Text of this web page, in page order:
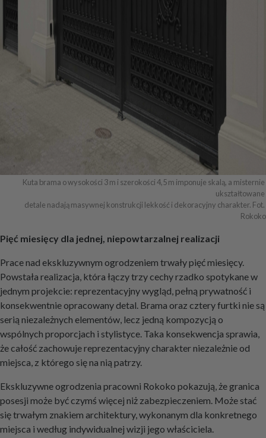
Kuta brama o wysokości 3 m i szerokości 4,5 m imponuje skalą, a misternie
ukształtowane
detale nadają masywnej konstrukcji lekkość i dekoracyjny charakter. Fot.
Rokoko
Pięć miesięcy dla jednej, niepowtarzalnej realizacji
Prace nad ekskluzywnym ogrodzeniem trwały pięć miesięcy.
Powstała realizacja, która łączy trzy cechy rzadko spotykane w
jednym projekcie: reprezentacyjny wygląd, pełną prywatność i
konsekwentnie opracowany detal. Brama oraz cztery furtki nie są
serią niezależnych elementów, lecz jedną kompozycją o
wspólnych proporcjach i stylistyce. Taka konsekwencja sprawia,
że całość zachowuje reprezentacyjny charakter niezależnie od
miejsca, z którego się na nią patrzy.
Ekskluzywne ogrodzenia pracowni Rokoko pokazują, że granica
posesji może być czymś więcej niż zabezpieczeniem. Może stać
się trwałym znakiem architektury, wykonanym dla konkretnego
miejsca i według indywidualnej wizji jego właściciela.